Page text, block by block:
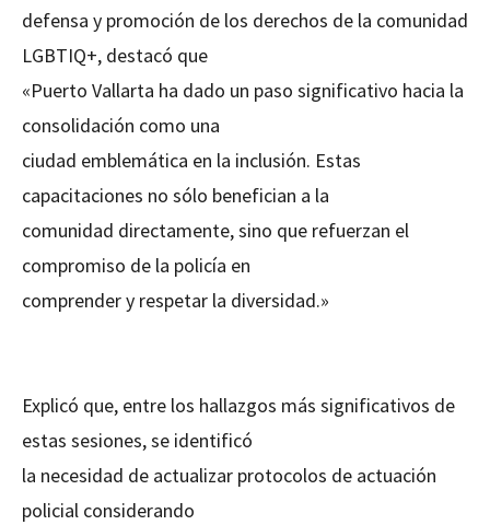
defensa y promoción de los derechos de la comunidad
LGBTIQ+, destacó que
«Puerto Vallarta ha dado un paso significativo hacia la
consolidación como una
ciudad emblemática en la inclusión. Estas
capacitaciones no sólo benefician a la
comunidad directamente, sino que refuerzan el
compromiso de la policía en
comprender y respetar la diversidad.»
Explicó que, entre los hallazgos más significativos de
estas sesiones, se identificó
la necesidad de actualizar protocolos de actuación
policial considerando